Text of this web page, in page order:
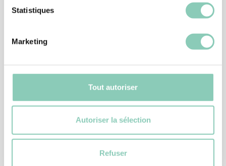
Statistiques
Marketing
Tout autoriser
Autoriser la sélection
Refuser
CHAUSSURE MONTANA
Produits similaires